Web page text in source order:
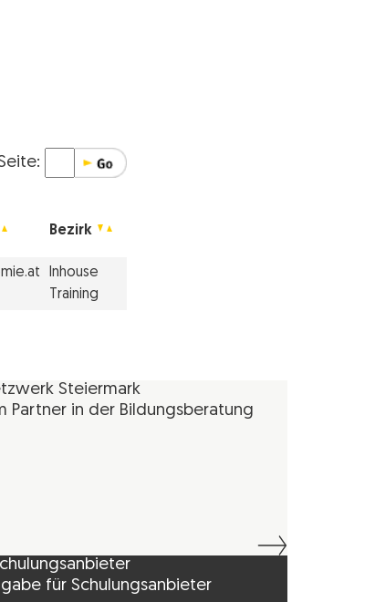
Bezirk
Inhouse
Training
Steiermark
Partner in der Bildungsberatung
für Schulungsanbieter